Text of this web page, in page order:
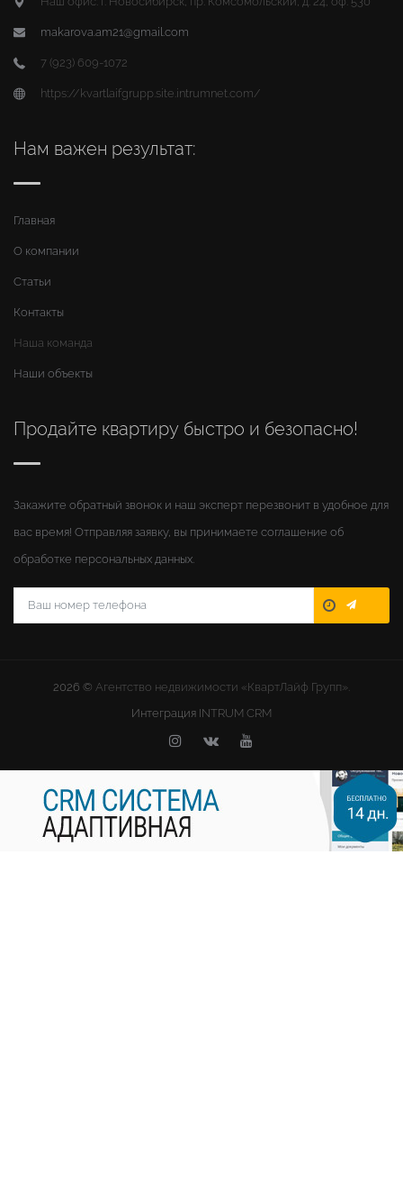
makarova.am21@gmail.com
7 (923) 609-1072
https://kvartlaifgrupp.site.intrumnet.com/
Нам важен результат:
Главная
О компании
Статьи
Контакты
Наша команда
Наши объекты
Продайте квартиру быстро и безопасно!
Закажите обратный звонок и наш эксперт перезвонит в удобное для
вас время! Отправляя заявку, вы принимаете соглашение об
обработке персональных данных.
2026 © Агентство недвижимости «КвартЛайф Групп».
Интеграция INTRUM CRM